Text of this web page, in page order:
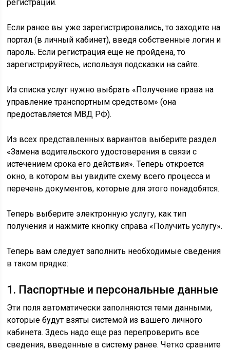
регистрации.
Если ранее вы уже зарегистрировались, то заходите на
портал (в личный кабинет), введя собственные логин и
пароль. Если регистрация еще не пройдена, то
зарегистрируйтесь, используя подсказки на сайте.
Из списка услуг нужно выбрать «Получение права на
управление транспортным средством» (она
предоставляется МВД РФ).
Из всех представленных вариантов выберите раздел
«Замена водительского удостоверения в связи с
истечением срока его действия». Теперь откроется
окно, в котором вы увидите схему всего процесса и
перечень документов, которые для этого понадобятся.
Теперь выберите электронную услугу, как тип
получения и нажмите кнопку справа «Получить услугу».
Теперь вам следует заполнить необходимые сведения
в таком прядке:
1. Паспортные и персональные данные
Эти поля автоматически заполняются теми данными,
которые будут взяты системой из вашего личного
кабинета. Здесь надо еще раз перепроверить все
сведения, введенные в систему ранее. Четко сравните